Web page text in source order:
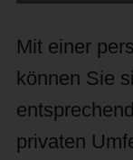
Mit einer
können Sie
privaten